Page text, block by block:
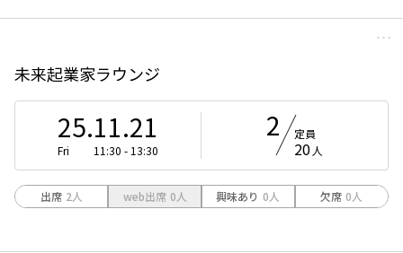
未来起業家ラウンジ
25.11.21
Fri 11:30 - 13:30
2 定員
20 人
出席 2人 web出席 0人 興味あり 0人 欠席 0人